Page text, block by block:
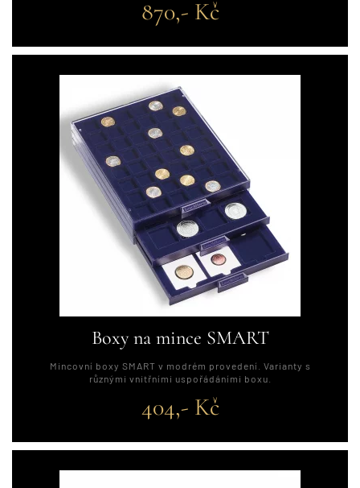
870,- Kč
Boxy na mince SMART
Mincovní boxy SMART v modrém provedení. Varianty s
různými vnitřními uspořádáními boxu.
404,- Kč